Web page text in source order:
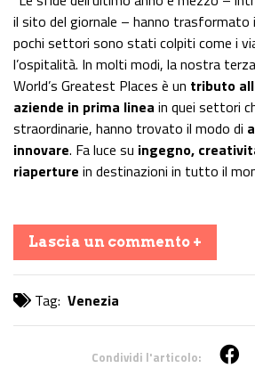
il sito del giornale – hanno trasformato
pochi settori sono stati colpiti come i
l’ospitalità. In molti modi, la nostra
World’s Greatest Places è un tributo
aziende in prima linea in quei settori
straordinarie, hanno trovato il modo di
innovare. Fa luce su ingegno,
riaperture in destinazioni in tutto il
Lascia un commento +
Tag: Venezia
Condividi l'articolo: